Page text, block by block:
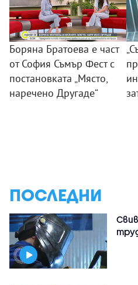
Боряна Братоева е част
от София Съмър Фест с
постановката „Място,
наречено Другаде“
ПОСЛЕДНИ